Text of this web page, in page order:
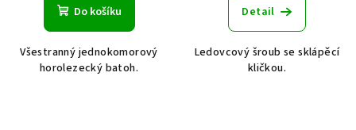
Do košíku
Všestranný jednokomorový
horolezecký batoh.
Detail
Ledovcový šroub se sklápěcí
kličkou.